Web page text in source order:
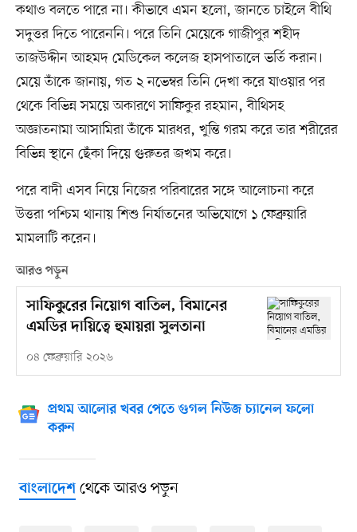
কথাও বলতে পারে না। কীভাবে এমন হলো, জানতে চাইলে বীথি
সদুত্তর দিতে পারেননি। পরে তিনি মেয়েকে গাজীপুর শহীদ
তাজউদ্দীন আহমদ মেডিকেল কলেজ হাসপাতালে ভর্তি করান।
মেয়ে তাঁকে জানায়, গত ২ নভেম্বর তিনি দেখা করে যাওয়ার পর
থেকে বিভিন্ন সময়ে অকারণে সাফিকুর রহমান, বীথিসহ
অজ্ঞাতনামা আসামিরা তাঁকে মারধর, খুন্তি গরম করে তার শরীরের
বিভিন্ন স্থানে ছেঁকা দিয়ে গুরুতর জখম করে।
পরে বাদী এসব নিয়ে নিজের পরিবারের সঙ্গে আলোচনা করে
উত্তরা পশ্চিম থানায় শিশু নির্যাতনের অভিযোগে ১ ফেব্রুয়ারি
মামলাটি করেন।
আরও পড়ুন
সাফিকুরের নিয়োগ বাতিল, বিমানের
এমডির দায়িত্বে হুমায়রা সুলতানা
০৪ ফেব্রুয়ারি ২০২৬
প্রথম আলোর খবর পেতে গুগল নিউজ চ্যানেল ফলো
করুন
বাংলাদেশথেকে আরও পড়ুন